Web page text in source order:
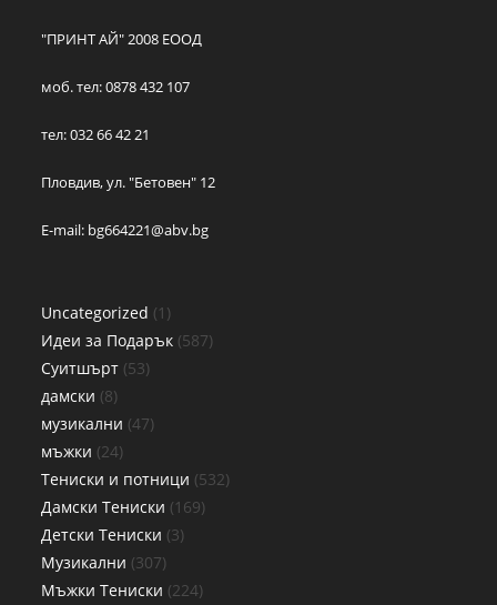
"ПРИНТ АЙ" 2008 ЕООД
моб. тел: 0878 432 107
тел: 032 66 42 21
Пловдив, ул. "Бетовен" 12
E-mail: bg664221@abv.bg
Uncategorized 1
Идеи за Подарък 587
Суитшърт 53
дамски 8
музикални 47
мъжки 24
Тениски и потници 532
Дамски Тениски 169
Детски Тениски 3
Музикални 307
Мъжки Тениски 224